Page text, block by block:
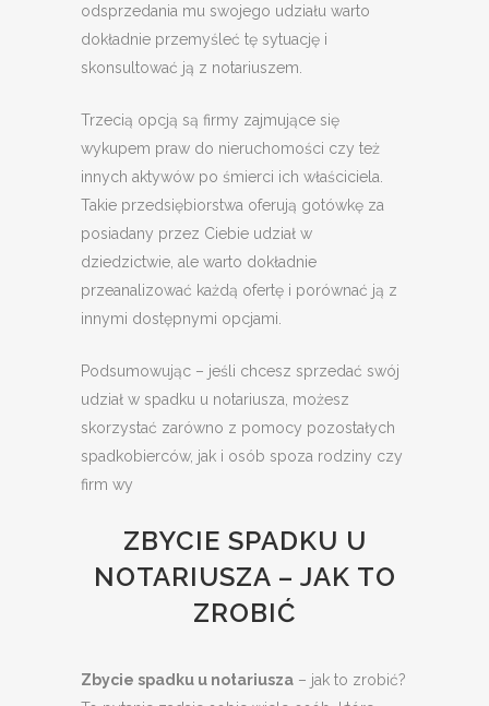
odsprzedania mu swojego udziału warto
dokładnie przemyśleć tę sytuację i
skonsultować ją z notariuszem.
Trzecią opcją są firmy zajmujące się
wykupem praw do nieruchomości czy też
innych aktywów po śmierci ich właściciela.
Takie przedsiębiorstwa oferują gotówkę za
posiadany przez Ciebie udział w
dziedzictwie, ale warto dokładnie
przeanalizować każdą ofertę i porównać ją z
innymi dostępnymi opcjami.
Podsumowując – jeśli chcesz sprzedać swój
udział w spadku u notariusza, możesz
skorzystać zarówno z pomocy pozostałych
spadkobierców, jak i osób spoza rodziny czy
firm wy
ZBYCIE SPADKU U
NOTARIUSZA – JAK TO
ZROBIĆ
Zbycie spadku u notariusza – jak to zrobić?